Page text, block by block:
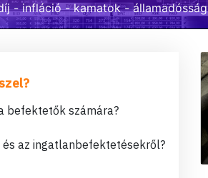
- infláció - kamatok - államadósság
befektetők számára?
az ingatlanbefektetésekről?